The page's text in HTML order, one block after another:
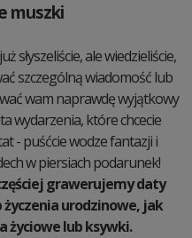
muszki
słyszeliście, ale wiedzieliście,
szczególną wiadomość lub
wam naprawdę wyjątkowy
wydarzenia, które chcecie
- puśćcie wodze fantazji i
w piersiach podarunek!
grawerujemy daty
życzenia urodzinowe, jak
życiowe lub ksywki.